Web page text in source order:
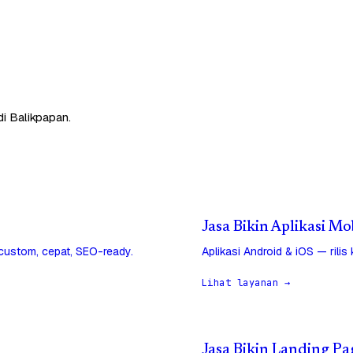
Balikpapan.
cepat, SEO-ready.
Jasa Bikin Aplikasi
Aplikasi Android & iOS — rilis
Lihat layanan →